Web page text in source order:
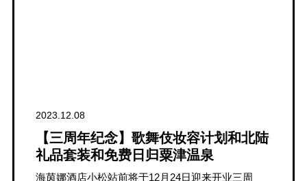
2023.12.08
【三周年纪念】歌舞伎妆容计划和北陆
礼品套装和免费日归粟津温泉
海茵娜酒店小松站前将于12月24日迎来开业三周